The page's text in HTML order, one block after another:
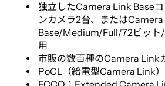
独立したCamera Link Base
ンカメラ2台、またはCamera
Base/Medium/Full/72ビット
用
市販の数百種のCamera Link
PoCL（給電型Camera Link）